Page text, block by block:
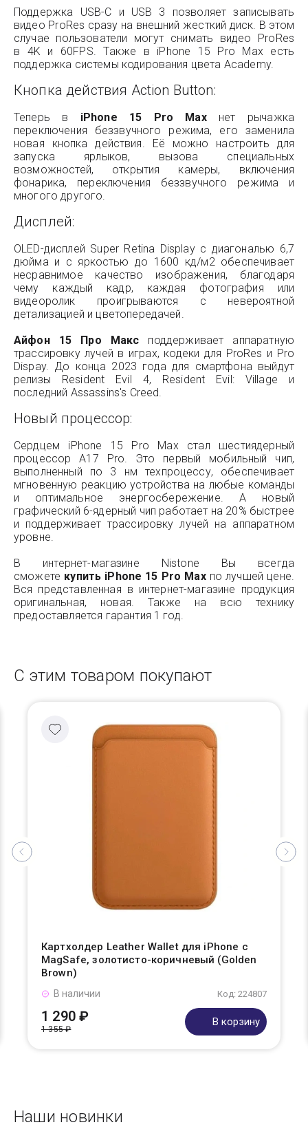
Поддержка USB-C и USB 3 позволяет записывать
видео ProRes сразу на внешний жесткий диск. В этом
случае пользователи могут снимать видео ProRes
в 4K и 60FPS. Также в iPhone 15 Pro Max есть
поддержка системы кодирования цвета Academy.
Кнопка действия Action Button:
Теперь в iPhone 15 Pro Maxнет рычажка
переключения беззвучного режима, его заменила
новая кнопка действия. Её можно настроить для
запуска ярлыков, вызова специальных
возможностей, открытия камеры, включения
фонарика, переключения беззвучного режима и
многого другого.
Дисплей:
OLED-дисплей Super Retina Display с диагональю 6,7
дюйма и с яркостью до 1600 кд/м2 обеспечивает
несравнимое качество изображения, благодаря
чему каждый кадр, каждая фотография или
видеоролик проигрываются с невероятной
детализацией и цветопередачей.
Айфон 15 Про Макс поддерживает аппаратную
трассировку лучей в играх, кодеки для ProRes и Pro
Dispay. До конца 2023 года для смартфона выйдут
релизы Resident Evil 4, Resident Evil: Village и
последний Assassins's Creed.
Новый процессор:
Сердцем iPhone 15 Pro Max стал шестиядерный
процессор A17 Pro. Это первый мобильный чип,
выполненный по 3 нм техпроцессу, обеспечивает
мгновенную реакцию устройства на любые команды
и оптимальное энергосбережение. А новый
графический 6-ядерный чип работает на 20% быстрее
и поддерживает трассировку лучей на аппаратном
уровне.
В интернет-магазине Nistone Вы всегда
сможете купить iPhone 15 Pro Maxпо лучшей цене.
Вся представленная в интернет-магазине продукция
оригинальная, новая. Также на всю технику
предоставляется гарантия 1 год.
С этим товаром покупают
Картхолдер Leather Wallet для iPhone с
MagSafe, золотисто-коричневый (Golden
Brown)
Код: 224807
В наличии
1 290 ₽
1 355 ₽
В корзину
Наши новинки